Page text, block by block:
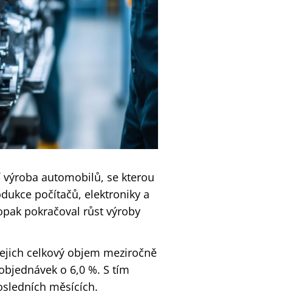
automobilů, se kterou
počítačů, elektroniky a
pokračoval růst výroby
celkový objem meziročně
o 6,0 %. S tím
měsících.